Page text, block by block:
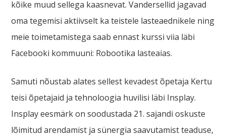
kõike muud sellega kaasnevat. Vandersellid jagavad
oma tegemisi aktiivselt ka teistele lasteaednikele ning
meie toimetamistega saab ennast kurssi viia läbi
Facebooki kommuuni: Robootika lasteaias.
Samuti nõustab alates sellest kevadest õpetaja Kertu
teisi õpetajaid ja tehnoloogia huvilisi läbi Insplay.
Insplay eesmärk on soodustada 21. sajandi oskuste
lõimitud arendamist ja sünergia saavutamist teaduse,